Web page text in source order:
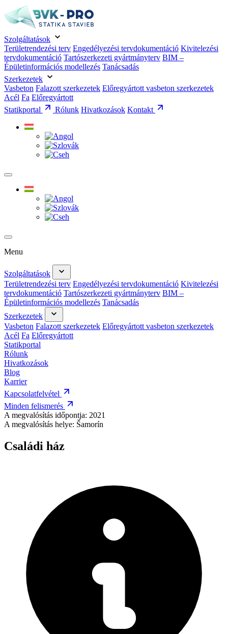
Szolgáltatások
Területrendezési terv Engedélyezési tervdokumentáció Kivitelezési
tervdokumentáció Tartószerkezeti gyártmányterv BIM –
Épületinformációs modellezés Tanácsadás
Szerkezetek
Vasbeton Falazott szerkezetek Előregyártott vasbeton szerkezetek
Acél Fa Előregyártott
Statikportal
Rólunk Hivatkozások Kontakt
Menu
Szolgáltatások
Területrendezési terv Engedélyezési tervdokumentáció Kivitelezési
tervdokumentáció Tartószerkezeti gyártmányterv BIM –
Épületinformációs modellezés Tanácsadás
Szerkezetek
Vasbeton Falazott szerkezetek Előregyártott vasbeton szerkezetek
Acél Fa Előregyártott
Statikportal
Rólunk
Hivatkozások
Blog
Karrier
Kapcsolatfelvétel
Minden felismerés
A megvalósítás időpontja: 2021
A megvalósítás helye: Šamorín
Családi ház